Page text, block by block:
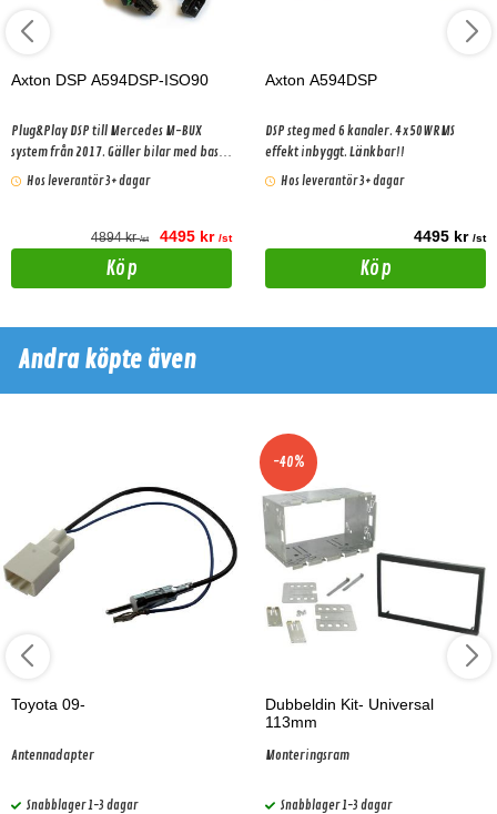
Axton DSP A594DSP-ISO90
Plug&Play DSP till Mercedes M-BUX
system från 2017. Gäller bilar med basic
ljudpaket!
Hos leverantör 3+ dagar
4894 kr/st 4495 kr /st
Köp
Axton A594DSP
DSP steg med 6 kanaler. 4x50WRMS
effekt inbyggt. Länkbar!!
Hos leverantör 3+ dagar
4495 kr /st
Köp
Andra köpte även
Toyota 09-
Antennadapter
Snabblager 1-3 dagar
-40%
Dubbeldin Kit- Universal
113mm
Monteringsram
Snabblager 1-3 dagar